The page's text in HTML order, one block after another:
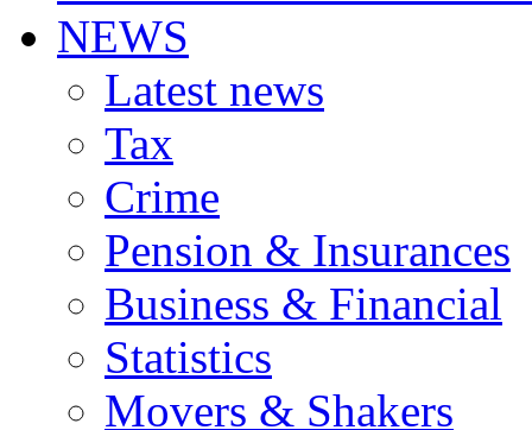
NEWS
Latest news
Tax
Crime
Pension & Insurances
Business & Financial
Statistics
Movers & Shakers